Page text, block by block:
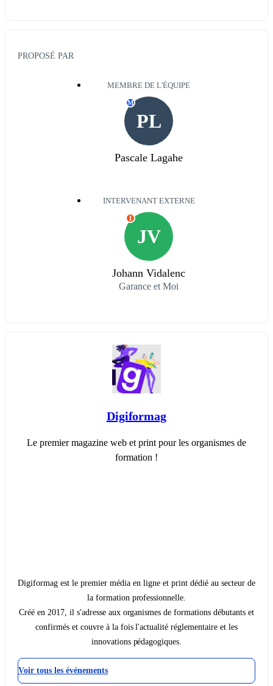
PROPOSÉ PAR
MEMBRE DE L'ÉQUIPE
PL
M
Pascale Lagahe
INTERVENANT EXTERNE
JV
I
Johann Vidalenc
Garance et Moi
Digiformag
Le premier magazine web et print pour les organismes de
formation !
Digiformag est le premier média en ligne et print dédié au secteur de
la formation professionnelle.
Créé en 2017, il s'adresse aux organismes de formations débutants et
confirmés et couvre à la fois l'actualité réglementaire et les
innovations pédagogiques.
Voir tous les événements